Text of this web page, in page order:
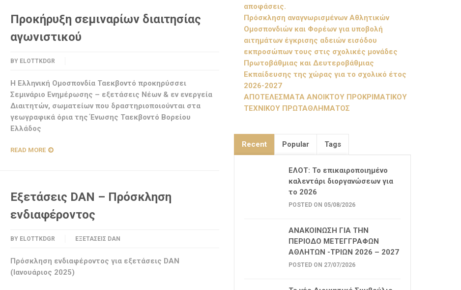
Προκήρυξη σεμιναρίων διαιτησίας
αγωνιστικού
BY ELOTTKDGR
Η Ελληνική Ομοσπονδία Ταεκβοντό προκηρύσσει
Σεμινάριο Ενημέρωσης – εξετάσεις Νέων & εν ενεργεία
Διαιτητών, σωματείων που δραστηριοποιούνται στα
γεωγραφικά όρια της Ένωσης Ταεκβοντό Βορείου
Ελλάδος
READ MORE
Εξετάσεις DAN – Πρόσκληση
ενδιαφέροντος
BY ELOTTKDGR ΕΞΕΤΆΣΕΙΣ DAN
Πρόσκληση ενδιαφέροντος για εξετάσεις DAN
(Ιανουάριος 2025)
αποφάσεις.
Πρόσκληση αναγνωρισμένων Αθλητικών
Ομοσπονδιών και Φορέων για υποβολή
αιτημάτων έγκρισης αδειών εισόδου
εκπροσώπων τους στις σχολικές μονάδες
Πρωτοβάθμιας και Δευτεροβάθμιας
Εκπαίδευσης της χώρας για το σχολικό έτος
2026-2027
ΑΠΟΤΕΛΕΣΜΑΤΑ ΑΝΟΙΚΤΟΥ ΠΡΟΚΡΙΜΑΤΙΚΟΥ
ΤΕΧΝΙΚΟΥ ΠΡΩΤΑΘΛΗΜΑΤΟΣ
Recent Popular Tags
ΕΛΟΤ: Το επικαιροποιημένο
καλεντάρι διοργανώσεων για
το 2026
POSTED ON 05/08/2026
ΑΝΑΚΟΙΝΩΣΗ ΓΙΑ ΤΗΝ
ΠΕΡΙΟΔΟ ΜΕΤΕΓΓΡΑΦΩΝ
ΑΘΛΗΤΩΝ -ΤΡΙΩΝ 2026 – 2027
POSTED ON 27/07/2026